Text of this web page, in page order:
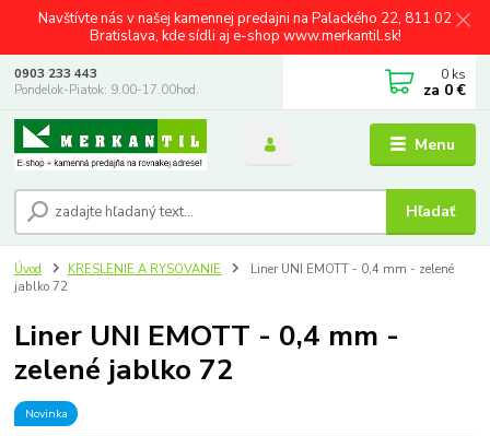
Navštívte nás v našej kamennej predajni na Palackého 22, 811 02
Bratislava, kde sídli aj e-shop www.merkantil.sk!
Menu
Hľadať
0903 233 443
Pondelok-Piatok: 9.00-17.00hod.
0 ks
za 0 €
Úvod KRESLENIE A RYSOVANIE
Liner UNI EMOTT - 0,4 mm - zelené
jablko 72
Liner UNI EMOTT - 0,4 mm -
zelené jablko 72
Novinka